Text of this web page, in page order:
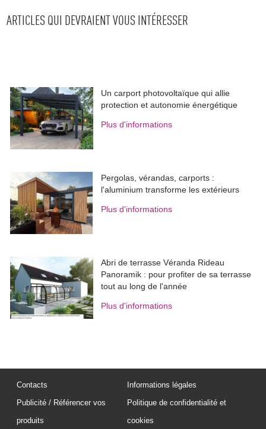
ARTICLES QUI DEVRAIENT VOUS INTÉRESSER
Un carport photovoltaïque qui allie
protection et autonomie énergétique
Plus d'informations
Pergolas, vérandas, carports :
l'aluminium transforme les extérieurs
Plus d'informations
Abri de terrasse Véranda Rideau
Panoramik : pour profiter de sa terrasse
tout au long de l'année
Plus d'informations
Contacts
Publicité / Référencer vos
produits
Informations légales
Politique de confidentialité et
cookies